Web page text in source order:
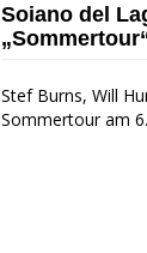
Soiano del
Stef Burns, Will
Sommertour am